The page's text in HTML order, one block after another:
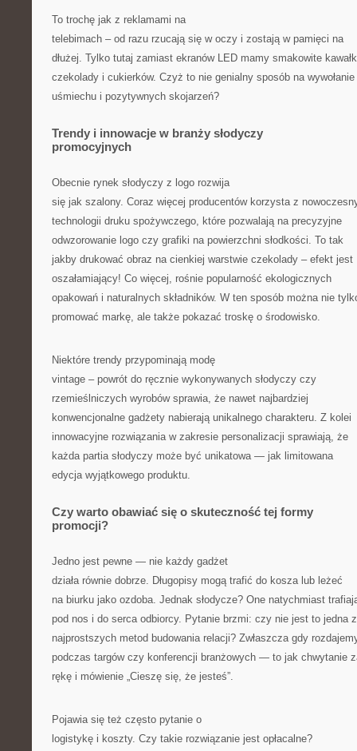
To trochę jak z reklamami na
telebimach – od razu rzucają się w oczy i zostają w pamięci na
dłużej. Tylko tutaj zamiast ekranów LED mamy smakowite
czekolady i cukierków. Czyż to nie genialny sposób na wywołanie
uśmiechu i pozytywnych skojarzeń?
Trendy i innowacje w branży słodyczy
promocyjnych
Obecnie rynek słodyczy z logo rozwija
się jak szalony. Coraz więcej producentów korzysta z
technologii druku spożywczego, które pozwalają na precyzyjne
odwzorowanie logo czy grafiki na powierzchni słodkości. To tak
jakby drukować obraz na cienkiej warstwie czekolady – efekt jest
oszałamiający! Co więcej, rośnie popularność ekologicznych
opakowań i naturalnych składników. W ten sposób można nie
promować markę, ale także pokazać troskę o środowisko.
Niektóre trendy przypominają modę
vintage – powrót do ręcznie wykonywanych słodyczy czy
rzemieślniczych wyrobów sprawia, że nawet najbardziej
konwencjonalne gadżety nabierają unikalnego charakteru. Z kolei
innowacyjne rozwiązania w zakresie personalizacji sprawiają, że
każda partia słodyczy może być unikatowa — jak limitowana
edycja wyjątkowego produktu.
Czy warto obawiać się o skuteczność tej formy
promocji?
Jedno jest pewne — nie każdy gadżet
działa równie dobrze. Długopisy mogą trafić do kosza lub leżeć
na biurku jako ozdoba. Jednak słodycze? One natychmiast
pod nos i do serca odbiorcy. Pytanie brzmi: czy nie jest to jedna z
najprostszych metod budowania relacji? Zwłaszcza gdy
podczas targów czy konferencji branżowych — to jak chwytanie
rękę i mówienie „Cieszę się, że jesteś”.
Pojawia się też często pytanie o
logistykę i koszty. Czy takie rozwiązanie jest opłacalne?